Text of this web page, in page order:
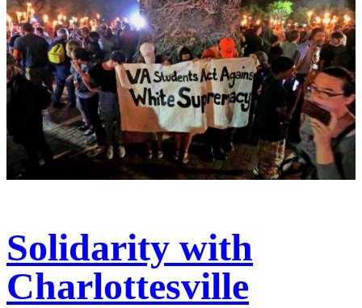
Solidarity with
Charlottesville